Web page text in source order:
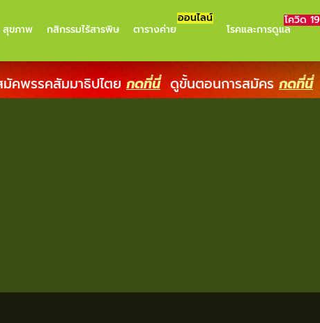
สุขภาพ กสิกรรมไร้สารพิษ ตารางค่าย
ออนไลน์
โรคและการดูแล
โควิด 19
มัคพรรคสัมมาธิปไตยกดที่นี่ ดูขั้นตอนการสมัคร กดที่นี่